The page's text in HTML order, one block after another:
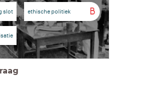
slot B
ethische politiek